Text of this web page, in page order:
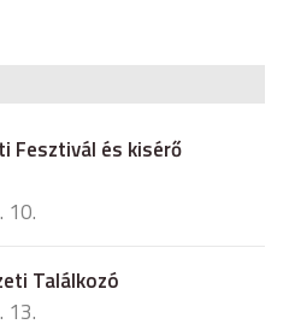
Fesztivál és kisérő
10.
Találkozó
13.